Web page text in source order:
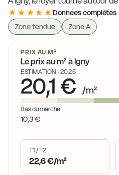
★★★★★Données complètes
Zone tendue
Zone A
PRIX AU M²
Le prix au m² à Igny
ESTIMATION · 2025
20,1 € /m²
Bas du marché
10,3 €
T1 / T2
22,6 €/m²